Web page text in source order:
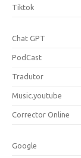
Tiktok
Chat GPT
PodCast
Tradutor
Music.youtube
Corrector Online
Google